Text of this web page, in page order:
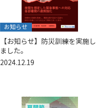
お知らせ
【お知らせ】防災訓練を実施し
ました。
2024.12.19